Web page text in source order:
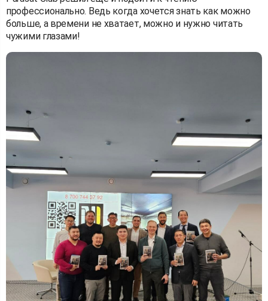
профессионально. Ведь когда хочется знать как можно
больше, а времени не хватает, можно и нужно читать
чужими глазами!